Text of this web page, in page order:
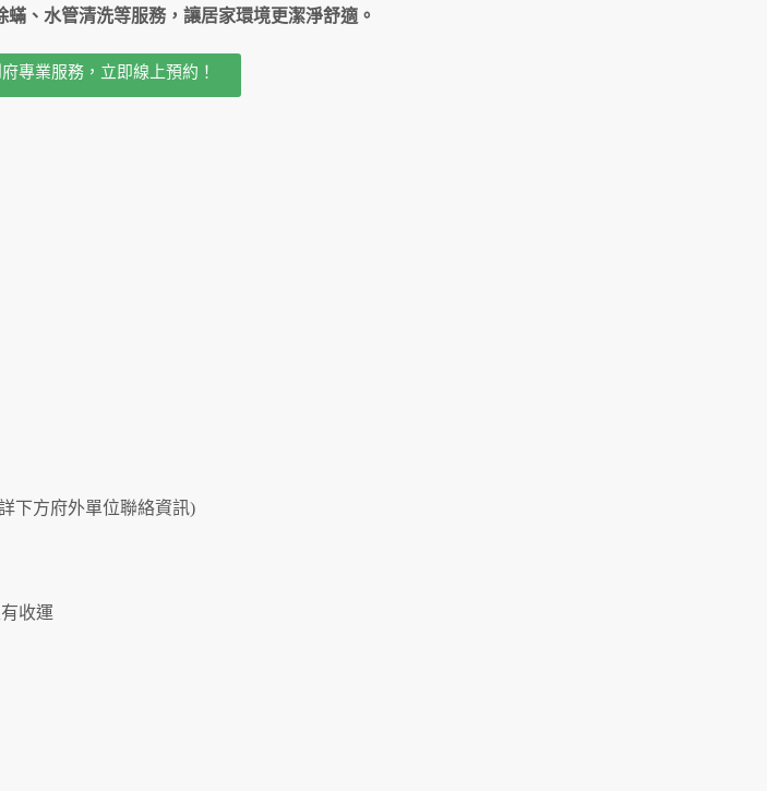
、水管清洗等服務，讓居家環境更潔淨舒適。
專業服務，立即線上預約！
下方府外單位聯絡資訊)
收運